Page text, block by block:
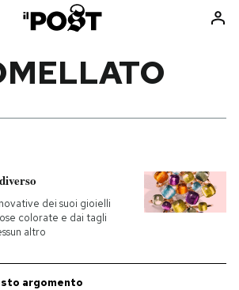
Storie/Idee
Ok Boomer!
dei suoi gioielli
colorate e dai tagli
altro
argomento